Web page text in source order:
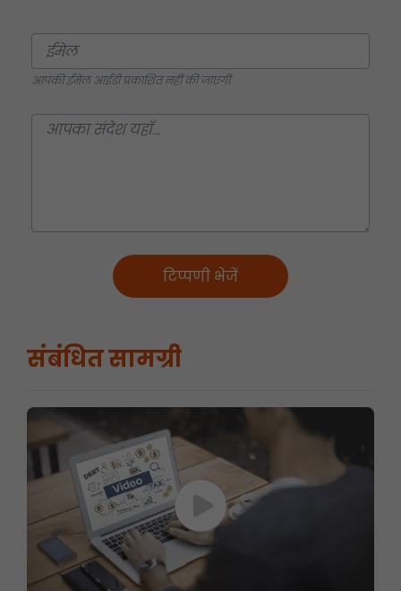
आपकी ईमेल आईडी प्रकाशित नहीं की जाएगी
टिप्पणी भेजें
संबंधित सामग्री